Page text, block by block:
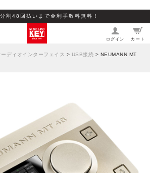
割48回払いまで金利手数料無料！
ログイン カート
ーディオインターフェイス > USB接続 > NEUMANN MT